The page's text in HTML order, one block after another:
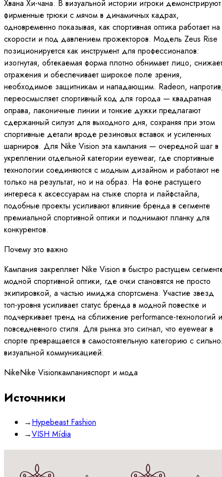
Хвана Хи-чана. В визуальной истории игроки демонстрируют
фирменные трюки с мячом в динамичных кадрах,
одновременно показывая, как спортивная оптика работает на
скорости и под давлением прожекторов. Модель Zeus Rise
позиционируется как инструмент для профессионалов:
изогнутая, обтекаемая форма плотно обнимает лицо,
отражения и обеспечивает широкое поле зрения,
необходимое защитникам и нападающим. Radeon,
переосмысляет спортивный код для города — квадратная
оправа, лаконичные линии и тонкие дужки предлагают
сдержанный силуэт для выходного дня, сохраняя при этом
спортивные детали вроде резиновых вставок и усиленных
шарниров. Для Nike Vision эта кампания — очередной шаг в
укреплении отдельной категории eyewear, где спортивные
технологии соединяются с модным дизайном и работают не
только на результат, но и на образ. На фоне растущего
интереса к аксессуарам на стыке спорта и лайфстайла,
подобные проекты усиливают влияние бренда в сегменте
премиальной спортивной оптики и поднимают планку для
конкурентов.
Почему это важно
Кампания закрепляет Nike Vision в быстро растущем
модной спортивной оптики, где очки становятся не просто
экипировкой, а частью имиджа спортсмена. Участие звезд
топ-уровня усиливает статус бренда в модной повестке и
подчеркивает тренд на сближение performance-технологий и
повседневного стиля. Для рынка это сигнал, что eyewear в
спорте превращается в самостоятельную категорию с
визуальной коммуникацией.
NikeNike Visionкампанияспорт и мода
Источники
→Hypebeast Fashion
→VISH Mídia